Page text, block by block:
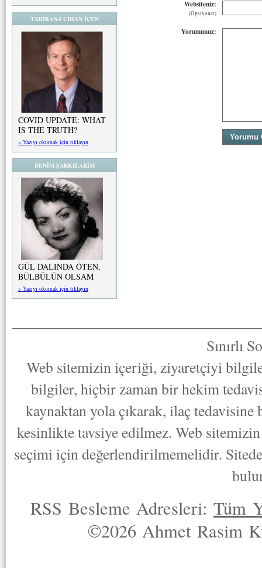
TABİBAN-I CİHAN İÇÜN
COVID UPDATE: WHAT
IS THE TRUTH?
» Yazıyı okumak için tıklayın
BENİM ŞARKILARIM
GÜL DALINDA ÖTEN,
BÜLBÜLÜN OLSAM
» Yazıyı okumak için tıklayın
Websiteniz:
(Opsiyonel)
Yorumunuz:
Sınırlı
Web sitemizin içeriği, ziyaretçiyi
bilgiler, hiçbir zaman bir hekim
kaynaktan yola çıkarak, ilaç
kesinlikte tavsiye edilmez. Web
seçimi için değerlendirilmemelidir.
RSS Besleme Adresleri:Tüm
©2026 Ahmet Rasim